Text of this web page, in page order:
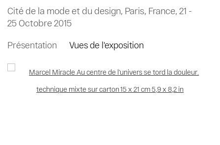
Cité de la mode et du design, Paris, France, 21 -
25 Octobre 2015
Présentation Vues de l'exposition
Open a larger version of the following image in a popup: